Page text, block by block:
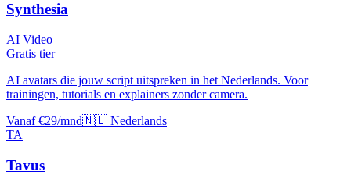
Synthesia
AI Video
Gratis tier
AI avatars die jouw script uitspreken in het Nederlands. Voor
trainingen, tutorials en explainers zonder camera.
Vanaf €29/mnd🇳🇱 Nederlands
TA
Tavus